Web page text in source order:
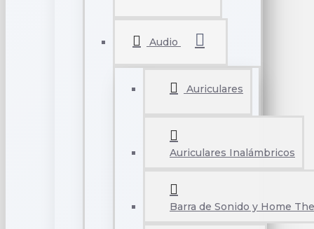
Audio
Auriculares
Auriculares Inalámbricos
Barra de Sonido y Home